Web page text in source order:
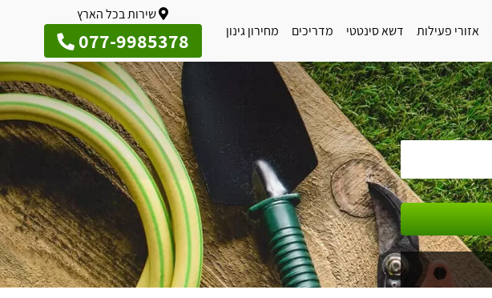
אזורי פעילות דשא סינטטי מדריכים מחירון גינון
שירות בכל הארץ
077-9985378